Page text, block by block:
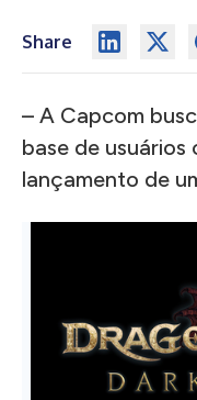
Share
– A Capcom
base de
lançamento de